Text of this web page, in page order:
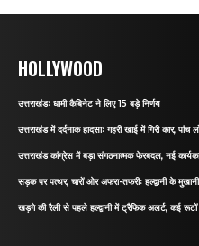
HOLLYWOOD
उत्तराखंडः धामी कैबिनेट ने लिए 15 बड़े निर्णय
उत्तराखंड में दर्दनाक हादसाः गहरी खाई में गिरी कार, पांच
उत्तराखंड कांग्रेस में बड़ा संगठनात्मक फेरबदल, नई
सड़क पर पत्थर, चारों ओर अफरा-तफरीः हल्द्वानी के
खड़गे की रैली से पहले हल्द्वानी में ट्रैफिक अलर्ट, कई रूटों